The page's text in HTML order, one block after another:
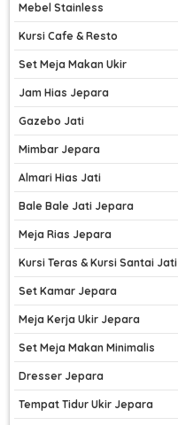
Mebel Stainless
Kursi Cafe & Resto
Set Meja Makan Ukir
Jam Hias Jepara
Gazebo Jati
Mimbar Jepara
Almari Hias Jati
Bale Bale Jati Jepara
Meja Rias Jepara
Kursi Teras & Kursi Santai Jati
Set Kamar Jepara
Meja Kerja Ukir Jepara
Set Meja Makan Minimalis
Dresser Jepara
Tempat Tidur Ukir Jepara